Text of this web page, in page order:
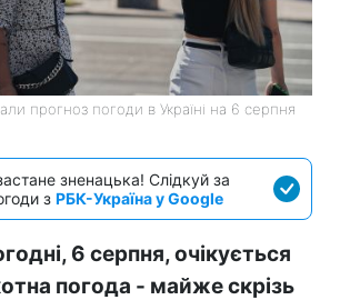
прогноз погоди в Україні на 6 серпня
зненацька! Слідкуй за
з РБК-Україна у Google
6 серпня, очікується
погода - майже скрізь